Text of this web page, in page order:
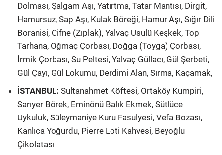
Dolması, Şalgam Aşı, Yatırtma, Tatar Mantısı, Dirgit,
Hamursuz, Sap Aşı, Kulak Böreği, Hamur Aşı, Sığır Dili
Boranisi, Cifne (Zıplak), Yalvaç Usulü Keşkek, Top
Tarhana, Oğmaç Çorbası, Doğga (Toyga) Çorbası,
İrmik Çorbası, Su Peltesi, Yalvaç Güllacı, Gül Şerbeti,
Gül Çayı, Gül Lokumu, Derdimi Alan, Sırma, Kaçamak,
İSTANBUL: Sultanahmet Köftesi, Ortaköy Kumpiri,
Sarıyer Börek, Eminönü Balık Ekmek, Sütlüce
Uykuluk, Süleymaniye Kuru Fasulyesi, Vefa Bozası,
Kanlıca Yoğurdu, Pierre Loti Kahvesi, Beyoğlu
Çikolatası